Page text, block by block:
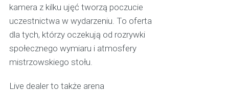
kamera z kilku ujęć tworzą poczucie
uczestnictwa w wydarzeniu. To oferta
dla tych, którzy oczekują od rozrywki
społecznego wymiaru i atmosfery
mistrzowskiego stołu.
Live dealer to także arena